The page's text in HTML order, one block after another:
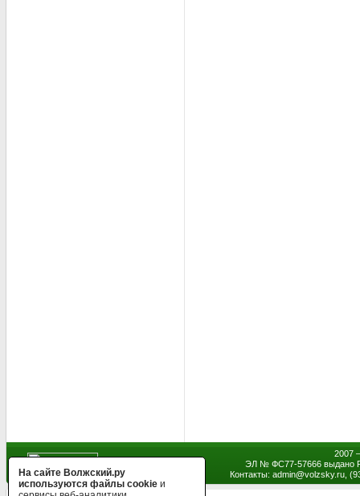
2007
ЭЛ № ФС77-57666 выдано
Контакты: admin@volzsky.ru,
На сайте Волжский.ру
используются файлы cookie и